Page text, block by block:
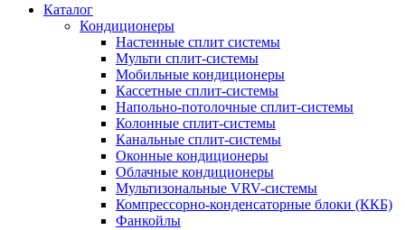
Каталог
Кондиционеры
Настенные сплит системы
Мульти сплит-системы
Мобильные кондиционеры
Кассетные сплит-системы
Напольно-потолочные сплит-системы
Колонные сплит-системы
Канальные сплит-системы
Оконные кондиционеры
Облачные кондиционеры
Мультизональные VRV-системы
Компрессорно-конденсаторные блоки (ККБ)
Фанкойлы